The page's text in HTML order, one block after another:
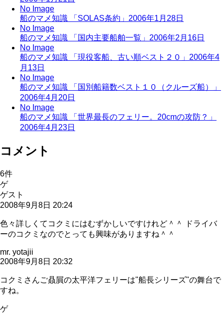
No Image
船のマメ知識 「SOLAS条約」 2006年1月28日
No Image
船のマメ知識 「国内主要船舶一覧」 2006年2月16日
No Image
船のマメ知識 「現役客船、古い順ベスト２０」 2006年4
月13日
No Image
船のマメ知識 「国別船籍数ベスト１０（クルーズ船）」
2006年4月20日
No Image
船のマメ知識 「世界最長のフェリー。20cmの攻防？」
2006年4月23日
コメント
6件
ゲ
ゲスト
2008年9月8日 20:24
色々詳しくてコクミにはむずかしいですけれど＾＾ ドライバ
ーのコクミなのでとっても興味がありますね＾＾
mr. yotajii
2008年9月8日 20:32
コクミさんご贔屓の太平洋フェリーは"船長シリーズ"の舞台で
すね。
ゲ